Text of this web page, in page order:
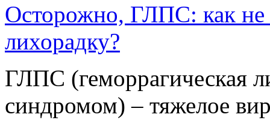
Осторожно, ГЛПС: как
лихорадку?
ГЛПС (геморрагическая
синдромом) – тяжелое